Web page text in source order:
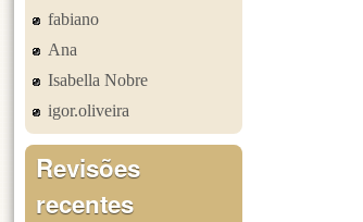
fabiano
Ana
Isabella Nobre
igor.oliveira
Revisões
recentes